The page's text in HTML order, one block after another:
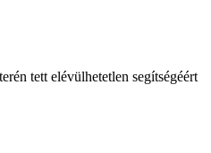
tett elévülhetetlen segítségéért